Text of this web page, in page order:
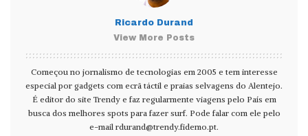
Ricardo Durand
View More Posts
Começou no jornalismo de tecnologias em 2005 e tem interesse
especial por gadgets com ecrã táctil e praias selvagens do Alentejo.
É editor do site Trendy e faz regularmente viagens pelo País em
busca dos melhores spots para fazer surf. Pode falar com ele pelo
e-mail rdurand@trendy.fidemo.pt.